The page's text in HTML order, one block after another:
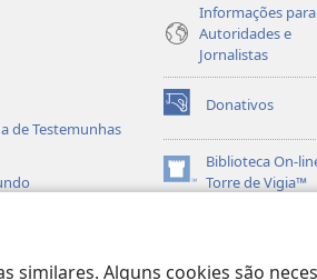
similares. Alguns cookies são
de Testemunhas
Informações para
Autoridades e
Jornalistas
Donativos
(abre
nova
janela) Biblioteca On-
Torre de Vigia™
(abre